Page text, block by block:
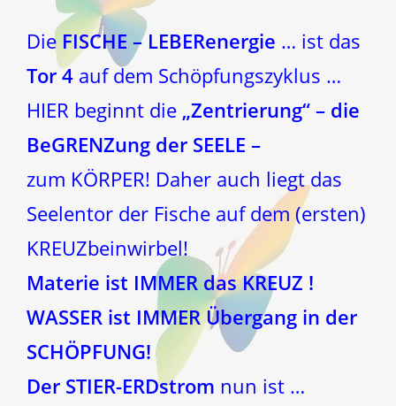
Die FISCHE – LEBERenergie … ist das
Tor 4 auf dem Schöpfungszyklus …
HIER beginnt die „Zentrierung“ – die
BeGRENZung der SEELE –
zum KÖRPER! Daher auch liegt das
Seelentor der Fische auf dem (ersten)
KREUZbeinwirbel!
Materie ist IMMER das KREUZ !
WASSER ist IMMER Übergang in der
SCHÖPFUNG!
Der STIER-ERDstrom nun ist …